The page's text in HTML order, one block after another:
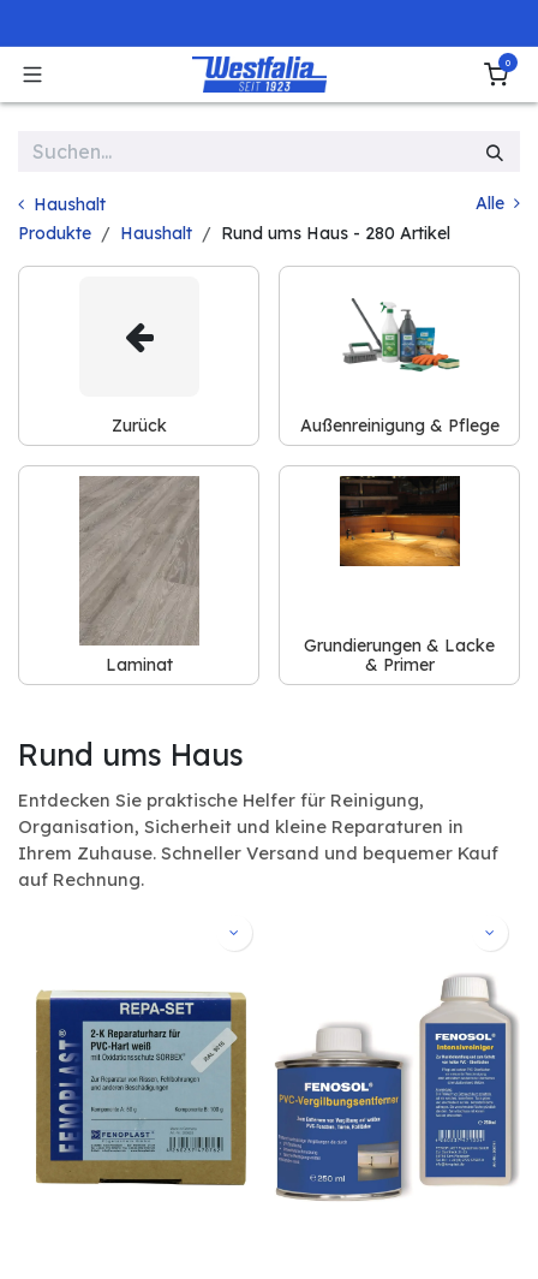
0
Haushalt
Alle
Produkte
Haushalt Rund ums Haus - 280 Artikel
Zurück Außenreinigung & Pflege
Laminat
Grundierungen & Lacke
& Primer
Rund ums Haus
Entdecken Sie praktische Helfer für Reinigung,
Organisation, Sicherheit und kleine Reparaturen in
Ihrem Zuhause. Schneller Versand und bequemer Kauf
auf Rechnung.